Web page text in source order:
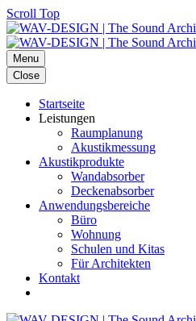
Scroll Top
Menu
Close
Startseite
Leistungen
Raumplanung
Akustikmessung
Akustikprodukte
Wandabsorber
Deckenabsorber
Anwendungsbereiche
Büro
Wohnung
Schulen und Kitas
Für Architekten
Kontakt